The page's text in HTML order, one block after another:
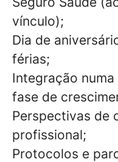
vínculo);
Dia de
férias;
Integração
fase de
Perspectivas de
profissional;
Protocolos e